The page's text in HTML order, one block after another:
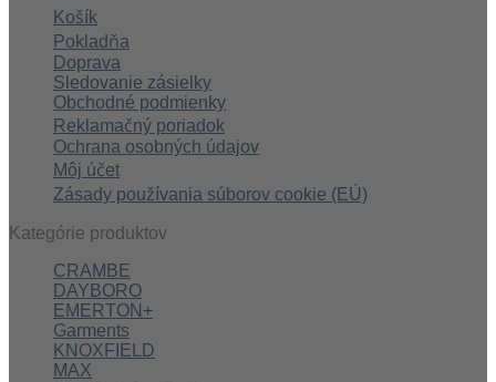
Košík
Pokladňa
Doprava
Sledovanie zásielky
Obchodné podmienky
Reklamačný poriadok
Ochrana osobných údajov
Môj účet
Zásady používania súborov cookie (EÚ)
Kategórie produktov
CRAMBE
DAYBORO
EMERTON+
Garments
KNOXFIELD
MAX